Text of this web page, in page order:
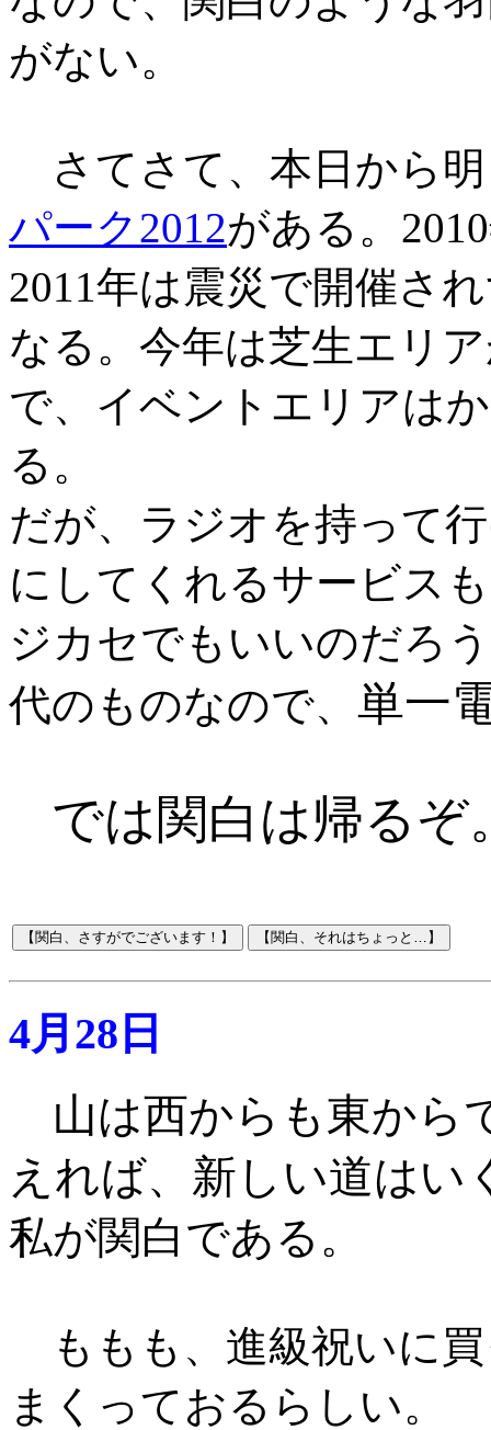
がない。
さてさて、本日から
パーク2012がある。
2011年は震災で開催さ
なる。今年は芝生エリ
で、イベントエリアは
る。
だが、ラジオを持って
にしてくれるサービス
ジカセでもいいのだろ
代のものなので、 単一
では関白は帰るぞ
4月28日
山は西からも東から
えれば、新しい道はい
私が関白である 。
ももも、進級祝いに
まくっておるらしい。